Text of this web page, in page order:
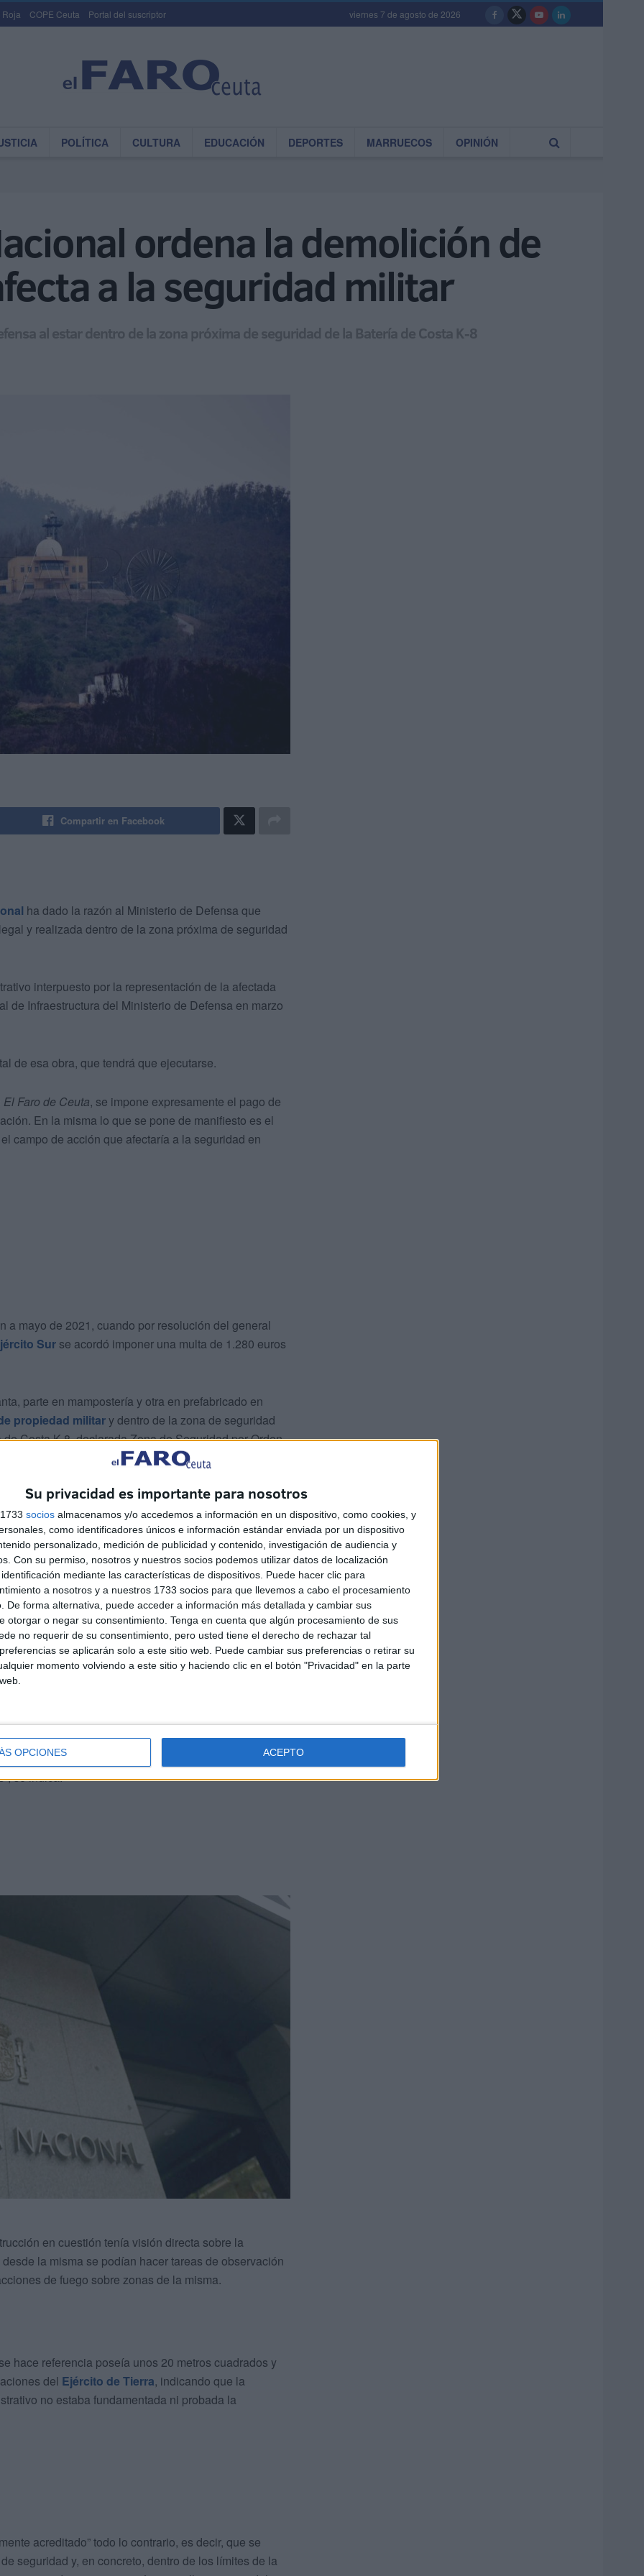
Su privacidad es importante para nosotros
socios almacenamos y/o accedemos a información en un dispositivo, como cookies, y
como identificadores únicos e información estándar enviada por un dispositivo
personalizado, medición de publicidad y contenido, investigación de audiencia y
Con su permiso, nosotros y nuestros socios podemos utilizar datos de localización
mediante las características de dispositivos. Puede hacer clic para
a nosotros y a nuestros 1733 socios para que llevemos a cabo el procesamiento
De forma alternativa, puede acceder a información más detallada y cambiar sus
otorgar o negar su consentimiento. Tenga en cuenta que algún procesamiento de sus
no requerir de su consentimiento, pero usted tiene el derecho de rechazar tal
se aplicarán solo a este sitio web. Puede cambiar sus preferencias o retirar su
momento volviendo a este sitio y haciendo clic en el botón "Privacidad" en la parte
OPCIONES ACEPTO
Roja COPE Ceuta Portal del suscriptor viernes 7 de agosto de 2026
POLÍTICA CULTURA EDUCACIÓN DEPORTES MARRUECOS OPINIÓN
ordena la demolición de
a la seguridad militar
al estar dentro de la zona próxima de seguridad de la Batería de Costa K-8
Compartir en Facebook
ha dado la razón al Ministerio de Defensa que
y realizada dentro de la zona próxima de seguridad
interpuesto por la representación de la afectada
de Infraestructura del Ministerio de Defensa en marzo
de esa obra, que tendrá que ejecutarse.
El Faro de Ceuta, se impone expresamente el pago de
En la misma lo que se pone de manifiesto es el
campo de acción que afectaría a la seguridad en
a mayo de 2021, cuando por resolución del general
Sur se acordó imponer una multa de 1.280 euros
parte en mampostería y otra en prefabricado en
propiedad military dentro de la zona de seguridad
Costa K-8, declarada Zona de Seguridad por Orden
tal y como exige la normativa, de ahí que se iniciara
de 2022
general de Infraestructura en marzo de 2022,
garantizar en todas las direcciones el aislamiento y
el empleo eficaz de sus medios sobre los
se indica.
en cuestión tenía visión directa sobre la
la misma se podían hacer tareas de observación
de fuego sobre zonas de la misma.
hace referencia poseía unos 20 metros cuadrados y
del Ejército de Tierra, indicando que la
no estaba fundamentada ni probada la
acreditado” todo lo contrario, es decir, que se
seguridad y, en concreto, dentro de los límites de la